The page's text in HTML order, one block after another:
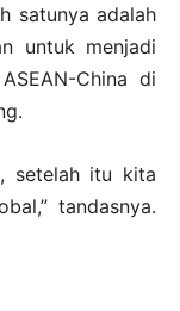
satunya adalah
untuk menjadi
China di
setelah itu kita
tandasnya.